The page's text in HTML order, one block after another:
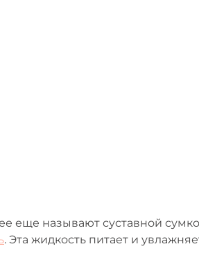
еще называют суставной
. Эта жидкость питает и